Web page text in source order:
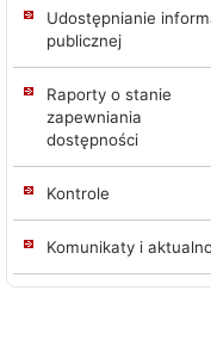
Udostępnianie
publicznej
Raporty o stanie
zapewniania
dostępności
Kontrole
Komunikaty i